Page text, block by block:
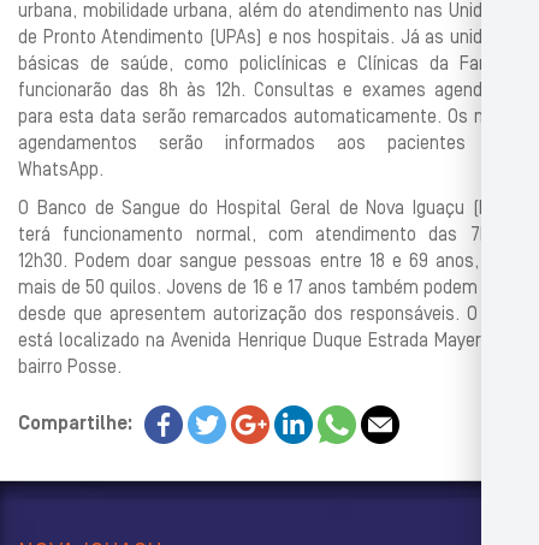
urbana, mobilidade urbana, além do atendimento nas Unidades
de Pronto Atendimento (UPAs) e nos hospitais. Já as unidades
básicas de saúde, como policlínicas e Clínicas da Família,
funcionarão das 8h às 12h. Consultas e exames agendados
para esta data serão remarcados automaticamente. Os novos
agendamentos serão informados aos pacientes pelo
WhatsApp.
O Banco de Sangue do Hospital Geral de Nova Iguaçu (HGNI)
terá funcionamento normal, com atendimento das 7h às
12h30. Podem doar sangue pessoas entre 18 e 69 anos, com
mais de 50 quilos. Jovens de 16 e 17 anos também podem doar,
desde que apresentem autorização dos responsáveis. O HGNI
está localizado na Avenida Henrique Duque Estrada Mayer 953,
bairro Posse.
Compartilhe: